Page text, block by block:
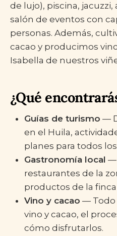
de lujo), piscina, jacuzzi,
salón de eventos con
personas. Además,
cacao y producimos
Isabella de nuestros
¿Qué
Guías de turismo —
en el Huila,
planes para todos
Gastronomía local —
restaurantes de la
productos de la
Vino y cacao — Todo
vino y cacao, el
cómo disfrutarlos.